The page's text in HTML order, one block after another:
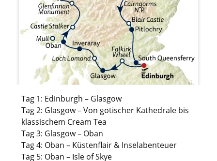
Tag 1: Edinburgh – Glasgow
Tag 2: Glasgow – Von gotischer Kathedrale bis
klassischem Cream Tea
Tag 3: Glasgow – Oban
Tag 4: Oban – Küstenflair & Inselabenteuer
Tag 5: Oban – Isle of Skye